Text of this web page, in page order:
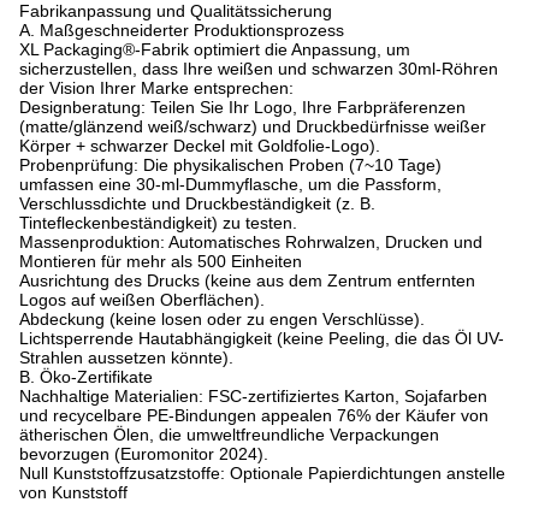
Fabrikanpassung und Qualitätssicherung
A. Maßgeschneiderter Produktionsprozess
XL Packaging®-Fabrik optimiert die Anpassung, um
sicherzustellen, dass Ihre weißen und schwarzen 30ml-Röhren
der Vision Ihrer Marke entsprechen:
Designberatung: Teilen Sie Ihr Logo, Ihre Farbpräferenzen
(matte/glänzend weiß/schwarz) und Druckbedürfnisse weißer
Körper + schwarzer Deckel mit Goldfolie-Logo).
Probenprüfung: Die physikalischen Proben (7~10 Tage)
umfassen eine 30-ml-Dummyflasche, um die Passform,
Verschlussdichte und Druckbeständigkeit (z. B.
Tintefleckenbeständigkeit) zu testen.
Massenproduktion: Automatisches Rohrwalzen, Drucken und
Montieren für mehr als 500 Einheiten
Ausrichtung des Drucks (keine aus dem Zentrum entfernten
Logos auf weißen Oberflächen).
Abdeckung (keine losen oder zu engen Verschlüsse).
Lichtsperrende Hautabhängigkeit (keine Peeling, die das Öl UV-
Strahlen aussetzen könnte).
B. Öko-Zertifikate
Nachhaltige Materialien: FSC-zertifiziertes Karton, Sojafarben
und recycelbare PE-Bindungen appealen 76% der Käufer von
ätherischen Ölen, die umweltfreundliche Verpackungen
bevorzugen (Euromonitor 2024).
Null Kunststoffzusatzstoffe: Optionale Papierdichtungen anstelle
von Kunststoff